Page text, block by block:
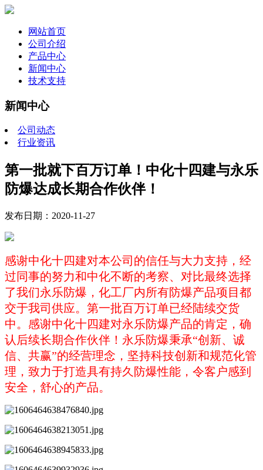
网站首页
公司介绍
产品中心
新闻中心
技术支持
新闻中心
公司动态
行业资讯
第一批就下百万订单！中化十四建与永乐
防爆达成长期合作伙伴！
发布日期：2020-11-27
感谢中化十四建对本公司的信任与大力支持，经
过同事的努力和中化不断的考察、对比最终选择
了我们永乐防爆，化工厂内所有防爆产品项目都
交于我司供应。第一批百万订单已经陆续交货
中。感谢中化十四建对永乐防爆产品的肯定，确
认后续长期合作伙伴！永乐防爆秉承“创新、诚
信、共赢”的经营理念，坚持科技创新和规范化管
理，致力于打造具有持久防爆性能，令客户感到
安全，舒心的产品。